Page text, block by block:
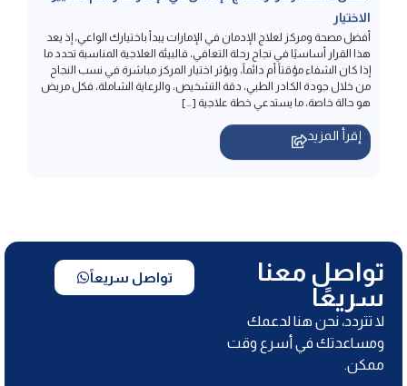
إذا كان الشفاء مؤقتاً أم دائماً، ويؤثر اختيار المركز مباشرة في نسب النجاح
من خلال جودة الكادر الطبي، دقة التشخيص، والرعاية الشاملة، فكل مريض
هو حالة خاصة، ما يستدعي خطة علاجية […]
إقرأ المزيد
تواصل معنا
سريعًا
لا تتردد، نحن هنا لدعمك
ومساعدتك في أسرع وقت
ممكن.
تواصل سريعاً